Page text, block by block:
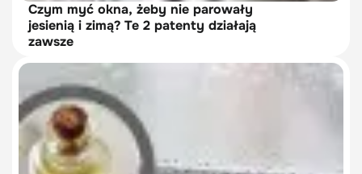
Czym myć okna, żeby nie parowały
jesienią i zimą? Te 2 patenty działają
zawsze